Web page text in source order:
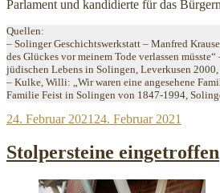
Parlament und kandidierte für das
Quellen:
– Solinger Geschichtswerkstatt – Manfred
des Glückes vor meinem Tode verlassen
jüdischen Lebens in Solingen, Leverkusen
– Kulke, Willi: „Wir waren eine angesehene
Familie Feist in Solingen von 1847-1994,
Veröffentlicht
24. Februar 2021 24. Februar 2021
Stolpersteine eingetroffen